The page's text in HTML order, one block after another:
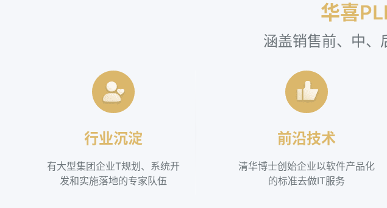
华喜
涵盖销售前、中、
行业沉淀
有大型集团企业T规划、系统开
发和实施落地的专家队伍
前沿技术
清华博士创始企业以软件产品化
的标准去做IT服务